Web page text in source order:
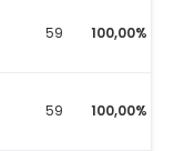
59 100,00%
59 100,00%